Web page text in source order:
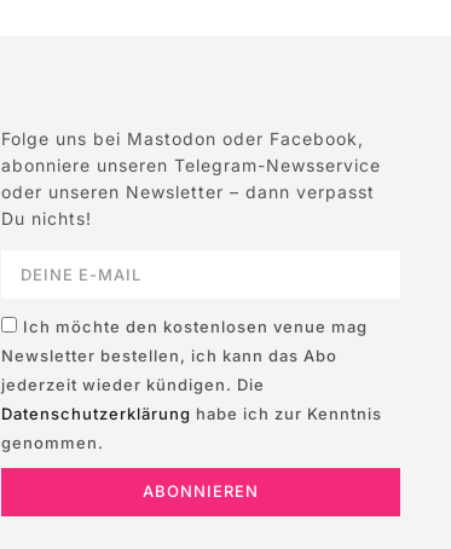
Folge uns bei Mastodon oder Facebook,
abonniere unseren Telegram-Newsservice
oder unseren Newsletter – dann verpasst
Du nichts!
Ich möchte den kostenlosen venue mag
Newsletter bestellen, ich kann das Abo
jederzeit wieder kündigen. Die
Datenschutzerklärung habe ich zur Kenntnis
genommen.
ABONNIEREN